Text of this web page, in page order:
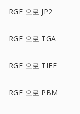
RGF 으로 JP2
RGF 으로 TGA
RGF 으로 TIFF
RGF 으로 PBM